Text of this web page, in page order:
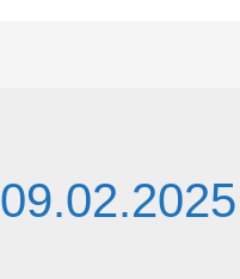
09.02.2025